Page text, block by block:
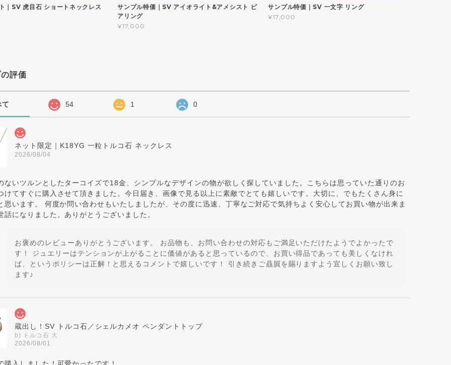
｜SV 虎目石 ショートネックレス
サンプル特価｜SV アイオライト&アメシスト ピ
アリング
¥17,000
サンプル特価｜SV 一文字 リング
¥17,000
評価
て 54 1 0
ネット限定｜K18YG 一粒トルコ石 ネックレス
2026/08/04
ないツルンとしたターコイズで18金、シンプルなデザインの物が欲しく探していました。こちらは思っていた通りのお
けてすぐに購入させて頂きました。今日届き、画像で見る以上に素敵でとても嬉しいです。大切に、でもたくさん身に
思います。 何度か問い合わせもいたしましたが、その度に迅速、丁寧なご対応で気持ちよく安心してお買い物が出来ま
話になりました。ありがとうございました。
お褒めのレビューありがとうございます。 お品物も、お問い合わせの対応もご満足いただけたようでよかったで
す！ ジュエリーはテンションが上がることに価値があると思っているので、お買い得品であっても美しくなけれ
ば、というポリシーは正解！と思えるコメントで嬉しいです！ 引き続きご贔屓を賜りますよう宜しくお願い致し
ます♪
蔵出し！SV トルコ石／シェルカメオ ペンダントトップ
b) トルコ石 大
2026/08/01